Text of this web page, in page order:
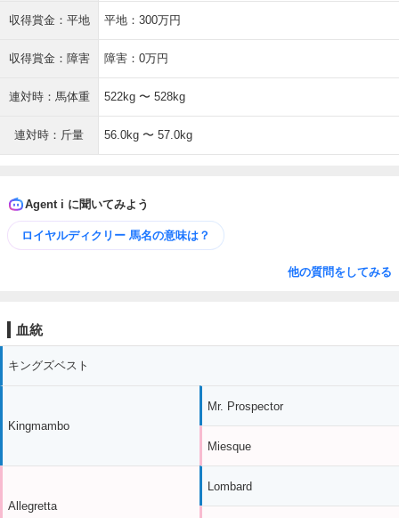
収得賞金：平地 平地：300万円
収得賞金：障害 障害：0万円
連対時：馬体重 522kg 〜 528kg
連対時：斤量 56.0kg 〜 57.0kg
Agent i に聞いてみよう
ロイヤルディクリー 馬名の意味は？
他の質問をしてみる
血統
キングズベスト
Kingmambo
Allegretta
Mr. Prospector
Miesque
Lombard